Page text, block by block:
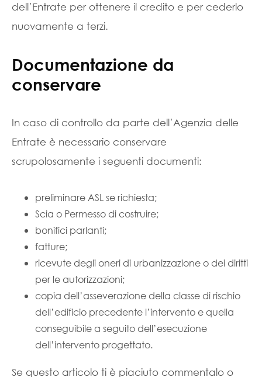
dell’Entrate per ottenere il credito e per cederlo
nuovamente a terzi.
Documentazione da
conservare
In caso di controllo da parte dell’Agenzia delle
Entrate è necessario conservare
scrupolosamente i seguenti documenti:
preliminare ASL se richiesta;
Scia o Permesso di costruire;
bonifici parlanti;
fatture;
ricevute degli oneri di urbanizzazione o dei diritti
per le autorizzazioni;
copia dell’asseverazione della classe di rischio
dell’edificio precedente l’intervento e quella
conseguibile a seguito dell’esecuzione
dell’intervento progettato.
Se questo articolo ti è piaciuto commentalo o